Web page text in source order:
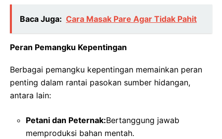
Baca Juga: Cara Masak Pare Agar Tidak Pahit
Peran Pemangku Kepentingan
Berbagai pemangku kepentingan memainkan peran
penting dalam rantai pasokan sumber hidangan,
antara lain:
Petani dan Peternak:Bertanggung jawab
memproduksi bahan mentah.